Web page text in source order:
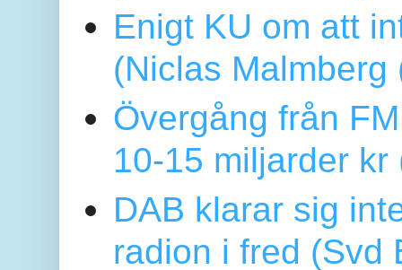
Enigt KU om att
(Niclas
Övergång från
10-15 miljarder kr
DAB klarar sig
radion i fred (Svd